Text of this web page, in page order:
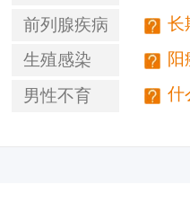
前列腺疾病
生殖感染
男性不育
资质长
些原阳
什